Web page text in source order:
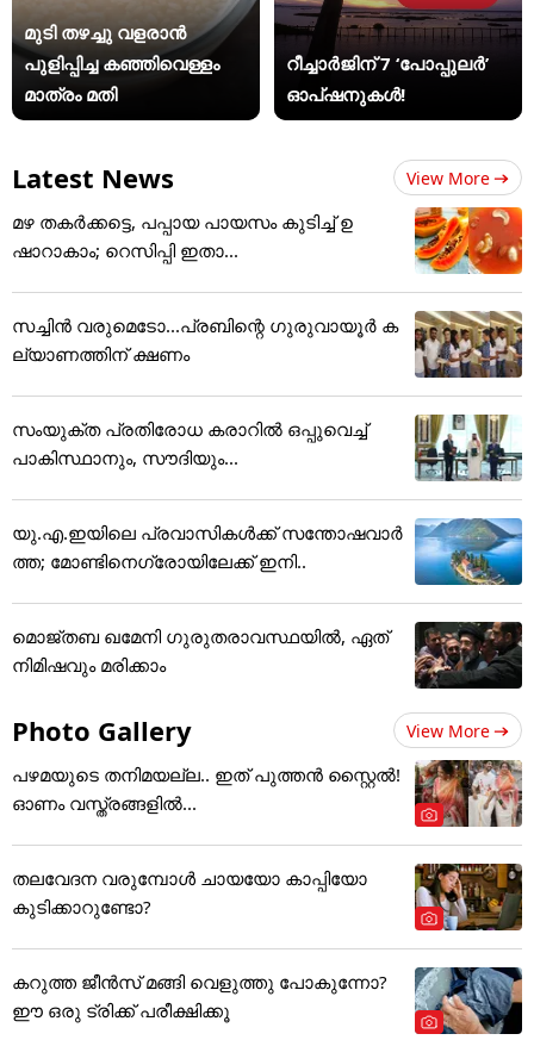
മുടി തഴച്ചു വളരാൻ
പുളിപ്പിച്ച കഞ്ഞിവെള്ളം
മാത്രം മതി
റീച്ചാർജിന് 7 ‘പോപ്പുലർ’
ഓപ്ഷനുകൾ!
Latest News View More
മഴ തകർക്കട്ടെ, പപ്പായ പായസം കുടിച്ച് ഉ
ഷാറാകാം; റെസിപ്പി ഇതാ...
സച്ചിന്‍ വരുമെടോ...പ്രബിന്റെ ഗുരുവായൂര്‍ ക
ല്യാണത്തിന് ക്ഷണം
സംയുക്ത പ്രതിരോധ കരാറിൽ ഒപ്പുവെച്ച്
പാകിസ്ഥാനും, സൗദിയും...
യു.എ.ഇയിലെ പ്രവാസികൾക്ക് സന്തോഷവാർ
ത്ത; മോണ്ടിനെഗ്രോയിലേക്ക് ഇനി..
മൊജ്തബ ഖമേനി ഗുരുതരാവസ്ഥയില്‍, ഏത്
നിമിഷവും മരിക്കാം
Photo Gallery View More
പഴമയുടെ തനിമയല്ല.. ഇത് പുത്തൻ സ്റ്റൈൽ!
ഓണം വസ്ത്രങ്ങളിൽ...
തലവേദന വരുമ്പോൾ ചായയോ കാപ്പിയോ
കുടിക്കാറുണ്ടോ?
കറുത്ത ജീൻസ് മങ്ങി വെളുത്തു പോകുന്നോ?
ഈ ഒരു ട്രിക്ക് പരീക്ഷിക്കൂ